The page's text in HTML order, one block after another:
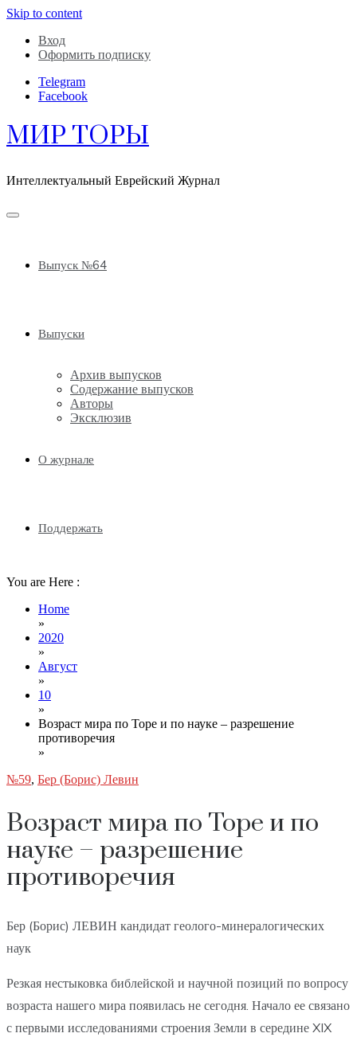
Skip to content
Вход
Оформить подписку
Telegram
Facebook
МИР ТОРЫ
Интеллектуальный Еврейский Журнал
Выпуск №64
Выпуски
Архив выпусков
Содержание выпусков
Авторы
Эксклюзив
О журнале
Поддержать
You are Here :
Home
»
2020
»
Август
»
10
»
Возраст мира по Торе и по науке – разрешение
противоречия
»
№59, Бер (Борис) Левин
Возраст мира по Торе и по
науке – разрешение
противоречия
Бер (Борис) ЛЕВИН кандидат геолого-минералогических
наук
Резкая нестыковка библейской и научной позиций по вопросу
возраста нашего мира появилась не сегодня. Начало ее связано
с первыми исследованиями строения Земли в середине XIX